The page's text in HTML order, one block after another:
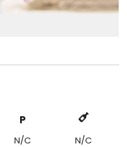
P
N/C N/C